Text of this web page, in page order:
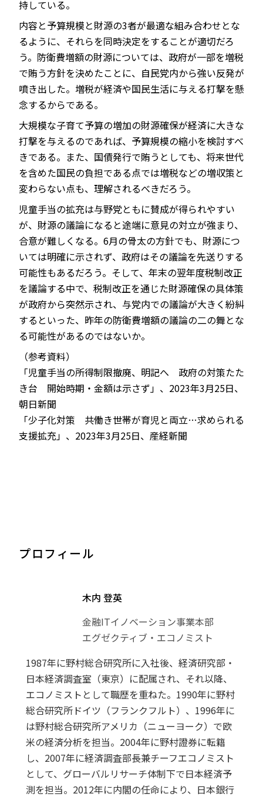
持している。
内容と予算規模と財源の3者が最適な組み合わせとな
るように、それらを同時決定をすることが適切だろ
う。防衛費増額の財源については、政府が一部を増税
で賄う方針を決めたことに、自民党内から強い反発が
噴き出した。増税が経済や国民生活に与える打撃を懸
念するからである。
大規模な子育て予算の増加の財源確保が経済に大きな
打撃を与えるのであれば、予算規模の縮小を検討すべ
きである。また、国債発行で賄うとしても、将来世代
を含めた国民の負担である点では増税などの増収策と
変わらない点も、理解されるべきだろう。
児童手当の拡充は与野党ともに賛成が得られやすい
が、財源の議論になると途端に意見の対立が強まり、
合意が難しくなる。6月の骨太の方針でも、財源につ
いては明確に示されず、政府はその議論を先送りする
可能性もあるだろう。そして、年末の翌年度税制改正
を議論する中で、税制改正を通じた財源確保の具体策
が政府から突然示され、与党内での議論が大きく紛糾
するといった、昨年の防衛費増額の議論の二の舞とな
る可能性があるのではないか。
（参考資料）
「児童手当の所得制限撤廃、明記へ 政府の対策たた
き台 開始時期・金額は示さず」、2023年3月25日、
朝日新聞
「少子化対策 共働き世帯が育児と両立…求められる
支援拡充」、2023年3月25日、産経新聞
プロフィール
木内 登英
金融ITイノベーション事業本部
エグゼクティブ・エコノミスト
1987年に野村総合研究所に入社後、経済研究部・
日本経済調査室（東京）に配属され、それ以降、
エコノミストとして職歴を重ねた。1990年に野村
総合研究所ドイツ（フランクフルト）、1996年に
は野村総合研究所アメリカ（ニューヨーク）で欧
米の経済分析を担当。2004年に野村證券に転籍
し、2007年に経済調査部長兼チーフエコノミスト
として、グローバルリサーチ体制下で日本経済予
測を担当。2012年に内閣の任命により、日本銀行